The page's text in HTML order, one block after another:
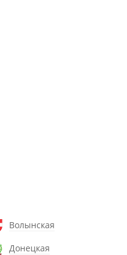
Волынская
Донецкая